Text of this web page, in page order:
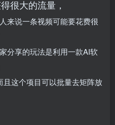
很大的流量，
来说一条视频可能要花费很
分享的玩法是利用一款AI软
且这个项目可以批量去矩阵放